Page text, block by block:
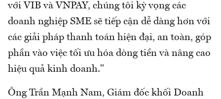
với VIB và VNPAY, chúng tôi kỳ vọng các
doanh nghiệp SME sẽ tiếp cận dễ dàng hơn với
các giải pháp thanh toán hiện đại, an toàn, góp
phần vào việc tối ưu hóa dòng tiền và nâng cao
hiệu quả kinh doanh."
Ông Trần Mạnh Nam, Giám đốc khối Doanh